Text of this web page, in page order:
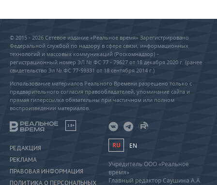
© 2015 - 2026 Сетевое издание «Реальное время» Зарегистрировано
Федеральной службой по надзору в сфере связи, информационных
технологий и массовых коммуникаций (Роскомнадзор) –
регистрационный номер ЭЛ № ФС 77 - 79627 от 18 декабря 2020 г. (ранее
свидетельство Эл № ФС 77-59331 от 18 сентября 2014 г.)
Использование материалов Реального Времени разрешено только с
предварительного согласия правообладателей, упоминание сайта и
прямая гиперссылка обязательны при частичном или полном
воспроизведении материалов.
18+
РЕДАКЦИЯ
РЕКЛАМА
ПРАВОВАЯ ИНФОРМАЦИЯ
ПОЛИТИКА О ПЕРСОНАЛЬНЫХ
RU EN
Учредитель ООО «Реальное
время»
Главный редактор Саушина А.А.